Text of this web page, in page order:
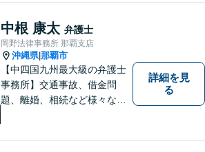
まずはお気軽にご相談くださ
い！
中根 康太 弁護士
岡野法律事務所 那覇支店
沖縄県|那覇市
【中四国九州最大級の弁護士
事務所】交通事故、借金問
題、離婚、相続など様々な問
まずはお気軽にご相談くださ
詳細を見
る